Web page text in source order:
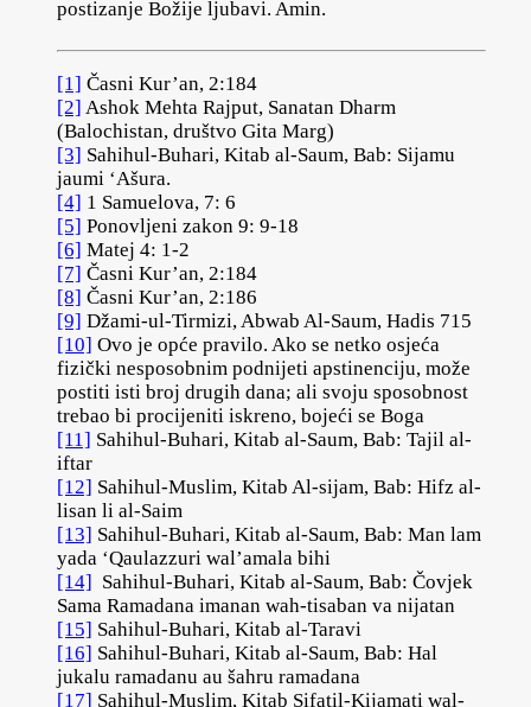
postizanje Božije ljubavi. Amin.
[1] Časni Kur’an, 2:184
[2] Ashok Mehta Rajput, Sanatan Dharm
(Balochistan, društvo Gita Marg)
[3] Sahihul-Buhari, Kitab al-Saum, Bab: Sijamu
jaumi ‘Ašura.
[4] 1 Samuelova, 7: 6
[5] Ponovljeni zakon 9: 9-18
[6] Matej 4: 1-2
[7] Časni Kur’an, 2:184
[8] Časni Kur’an, 2:186
[9] Džami-ul-Tirmizi, Abwab Al-Saum, Hadis 715
[10] Ovo je opće pravilo. Ako se netko osjeća
fizički nesposobnim podnijeti apstinenciju, može
postiti isti broj drugih dana; ali svoju sposobnost
trebao bi procijeniti iskreno, bojeći se Boga
[11] Sahihul-Buhari, Kitab al-Saum, Bab: Tajil al-
iftar
[12] Sahihul-Muslim, Kitab Al-sijam, Bab: Hifz al-
lisan li al-Saim
[13] Sahihul-Buhari, Kitab al-Saum, Bab: Man lam
yada ‘Qaulazzuri wal’amala bihi
[14] Sahihul-Buhari, Kitab al-Saum, Bab: Čovjek
Sama Ramadana imanan wah-tisaban va nijatan
[15] Sahihul-Buhari, Kitab al-Taravi
[16] Sahihul-Buhari, Kitab al-Saum, Bab: Hal
jukalu ramadanu au šahru ramadana
[17] Sahihul-Muslim, Kitab Sifatil-Kijamati wal-